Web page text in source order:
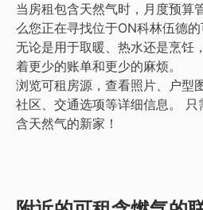
当房租包含天然气时，月度预算
么您正在寻找位于ON科林伍德的
无论是用于取暖、热水还是烹饪
着更少的账单和更少的麻烦。
浏览可租房源，查看照片、户型
社区、交通选项等详细信息。
只
含天然气的新家！